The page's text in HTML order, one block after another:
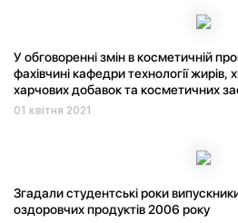
У обговоренні змін в косметичній
фахівчині кафедри технології жирів,
харчових добавок та косметичних
01 квітня 2021
Згадали студентські роки
оздоровчих продуктів 2006 року